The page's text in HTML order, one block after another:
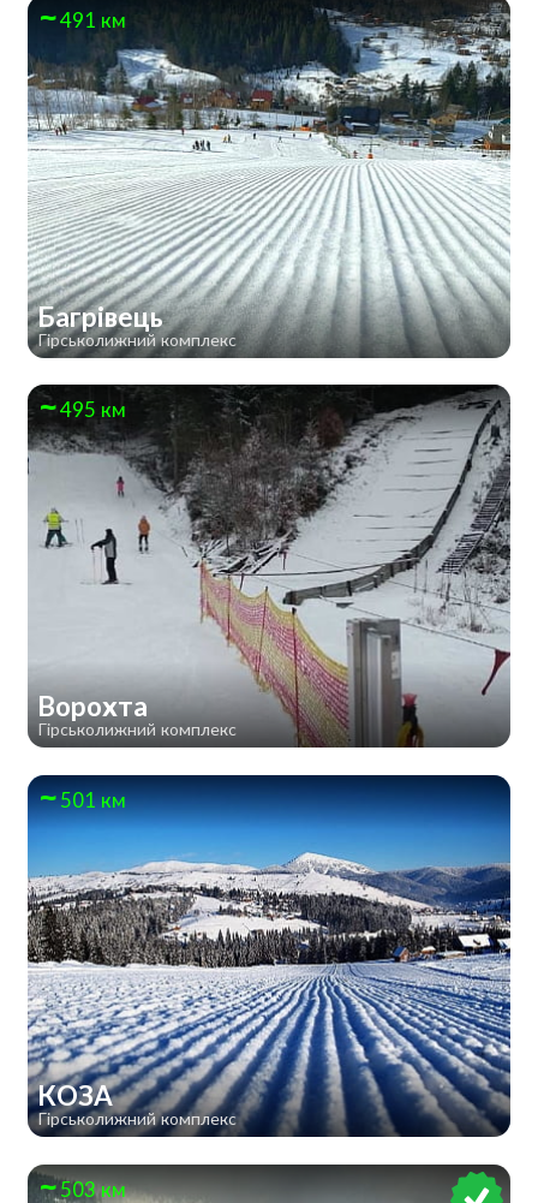
491 км
Багрівець
Гірськолижний комплекс
495 км
Ворохта
Гірськолижний комплекс
501 км
КОЗА
Гірськолижний комплекс
503 км